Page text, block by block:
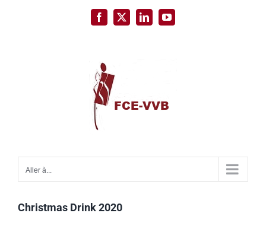
Facebook
X LinkedInYouTube
Aller à...
Christmas Drink 2020